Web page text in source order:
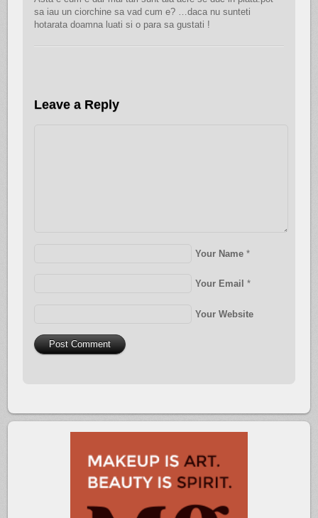
sa iau un ciorchine sa vad cum e? …daca nu sunteti
hotarata doamna luati si o para sa gustati !
Leave a Reply
Your Name *
Your Email *
Your Website